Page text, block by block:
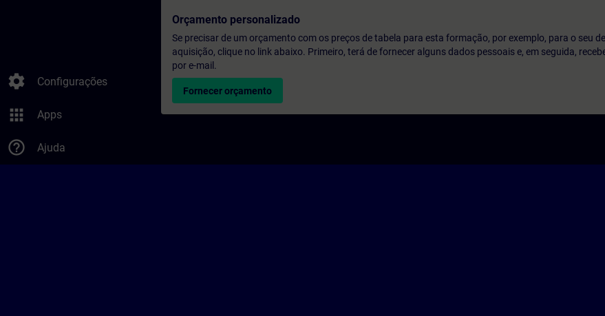
settings Configurações
apps Apps
help_outline Ajuda
Orçamento personalizado
Se precisar de um orçamento com os preços de tabela para esta formação, por exemplo, para o seu
aquisição, clique no link abaixo. Primeiro, terá de fornecer alguns dados pessoais e, em seguida,
por e-mail.
Fornecer orçamento